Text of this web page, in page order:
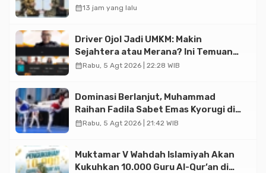
Triliun
calendar_month13 jam yang lalu
Driver Ojol Jadi UMKM: Makin
Sejahtera atau Merana? Ini Temuan
Diskusi Paramadina
calendar_monthRabu, 5 Agt 2026 | 22:28 WIB
Dominasi Berlanjut, Muhammad
Raihan Fadila Sabet Emas Kyorugi di
Asian Taekwondo Indonesia Open
calendar_monthRabu, 5 Agt 2026 | 21:42 WIB
Muktamar V Wahdah Islamiyah Akan
Kukuhkan 10.000 Guru Al-Qur’an di